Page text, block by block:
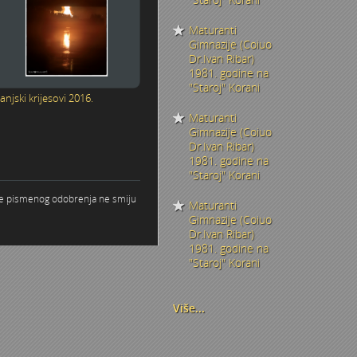
krijesovi 2016.
pismenog odobrenja ne smiju
Maturanti
Gimnazije (Coiuo
Dr.Ivan Ribar)
1981. godine na
"Staroj" Korani
Maturanti
Gimnazije (Coiuo
Dr.Ivan Ribar)
1981. godine na
"Staroj" Korani
Maturanti
Gimnazije (Coiuo
Dr.Ivan Ribar)
1981. godine na
"Staroj" Korani
Više...